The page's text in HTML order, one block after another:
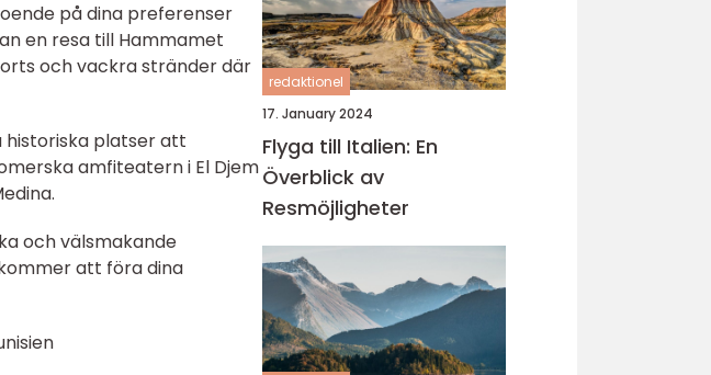
på dina preferenser
en resa till Hammamet
och vackra stränder där
historiska platser att
amfiteatern i El Djem
och välsmakande
att föra dina
redaktionel
17. January 2024
Flyga till Italien: En
Överblick av
Resmöjligheter